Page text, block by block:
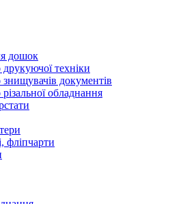
дошок
техніки
документів
обладнання
фліпчарти